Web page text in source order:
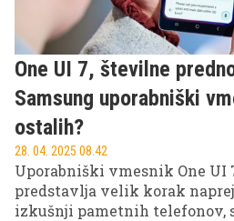
One UI 7, številne
Samsung uporabniški
ostalih?
28. 04. 2025 08.42
Uporabniški vmesnik One UI
predstavlja velik korak
izkušnji pametnih telefonov,